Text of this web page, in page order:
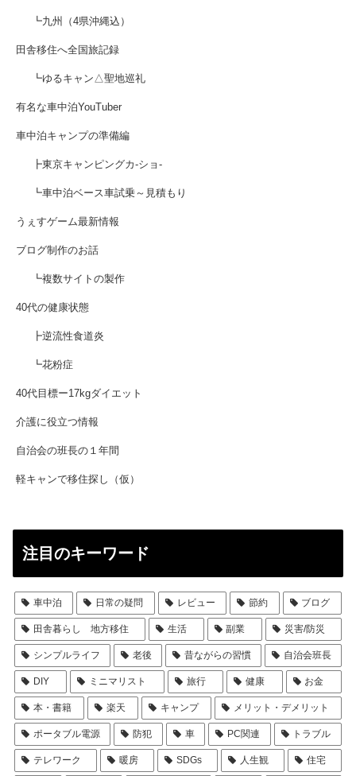
┗九州（4県沖縄込）
田舎移住へ全国旅記録
┗ゆるキャン△聖地巡礼
有名な車中泊YouTuber
車中泊キャンプの準備編
┣東京キャンピングカ-ショ-
┗車中泊ベース車試乗～見積もり
うぇすゲーム最新情報
ブログ制作のお話
┗複数サイトの製作
40代の健康状態
┣逆流性食道炎
┗花粉症
40代目標ー17kgダイエット
介護に役立つ情報
自治会の班長の１年間
軽キャンで移住探し（仮）
注目のキーワード
車中泊 日常の疑問 レビュー 節約 ブログ
田舎暮らし 地方移住 生活 副業 災害/防災
シンプルライフ 老後 昔ながらの習慣 自治会班長
DIY ミニマリスト 旅行 健康 お金
本・書籍 楽天 キャンプ メリット・デメリット
ポータブル電源 防犯 車 PC関連 トラブル
テレワーク 暖房 SDGs 人生観 住宅